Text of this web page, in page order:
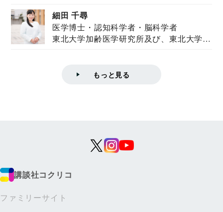
細田 千尋
医学博士・認知科学者・脳科学者
東北大学加齢医学研究所及び、東北大学大
もっと見る
講談社コクリコ
ファミリーサイト